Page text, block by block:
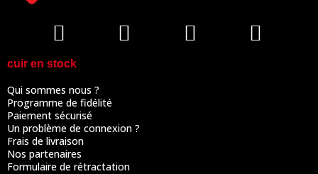
cuir en stock
Qui sommes nous ?
Programme de fidélité
Paiement sécurisé
Un problème de connexion ?
Frais de livraison
Nos partenaires
Formulaire de rétractation